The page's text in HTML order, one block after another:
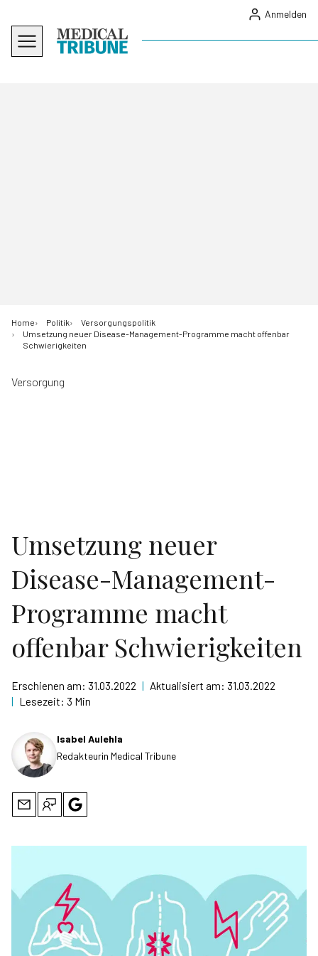
Anmelden
Home Politik
Versorgungspolitik
Umsetzung neuer Disease-Management-Programme macht offenbar
Schwierigkeiten
Versorgung
Umsetzung neuer
Disease-Management-
Programme macht
offenbar Schwierigkeiten
Erschienen am: 31.03.2022 | Aktualisiert am: 31.03.2022
| Lesezeit: 3 Min
Isabel Aulehla
Redakteurin Medical Tribune